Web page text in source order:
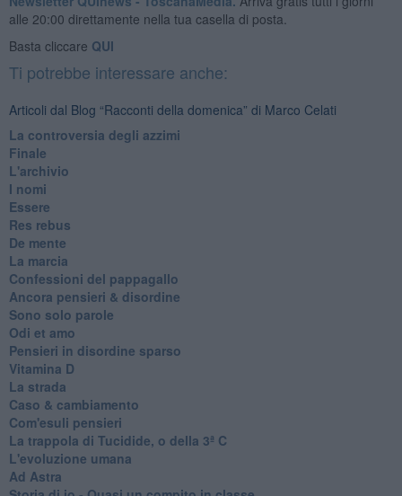
alle 20:00 direttamente nella tua casella di posta.
Basta cliccare QUI
Ti potrebbe interessare anche:
Articoli dal Blog “Racconti della domenica” di Marco Celati
La controversia degli azzimi
Finale
L'archivio
I nomi
Essere
Res rebus
De mente
La marcia
Confessioni del pappagallo
Ancora pensieri & disordine
Sono solo parole
Odi et amo
Pensieri in disordine sparso
Vitamina D
La strada
Caso & cambiamento
Com'esuli pensieri
La trappola di Tucidide, o della 3ª C
L'evoluzione umana
Ad Astra